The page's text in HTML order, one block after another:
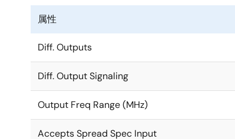
属性
Diff. Outputs
Diff. Output Signaling
Output Freq Range (MHz)
Accepts Spread Spec Input